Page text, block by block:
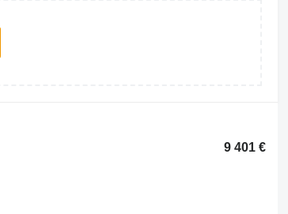
9 401 €